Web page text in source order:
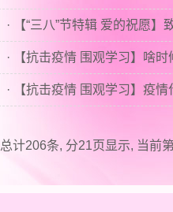
· 【“三八”节特辑 爱的祝愿】
· 【抗击疫情 围观学习】啥
· 【抗击疫情 围观学习】疫
总计206条, 分21页显示, 当前